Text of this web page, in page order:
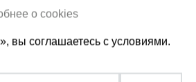
+7 (938) 992-
о cookies
вы соглашаетесь с условиями.